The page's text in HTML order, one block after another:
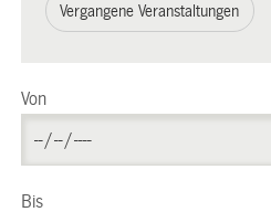
Vergangene Veranstaltungen
Von
Bis